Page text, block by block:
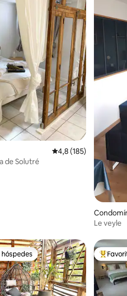
Classificação média
4,8 (185)
de Solutré
Le veyle
mais apreciados